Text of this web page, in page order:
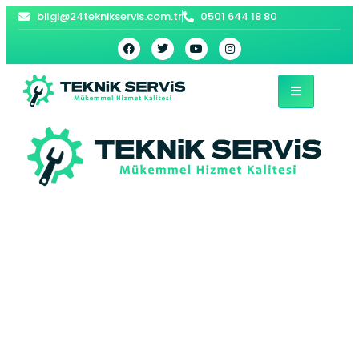
bilgi@24teknikservis.com.tr 0501 644 18 80